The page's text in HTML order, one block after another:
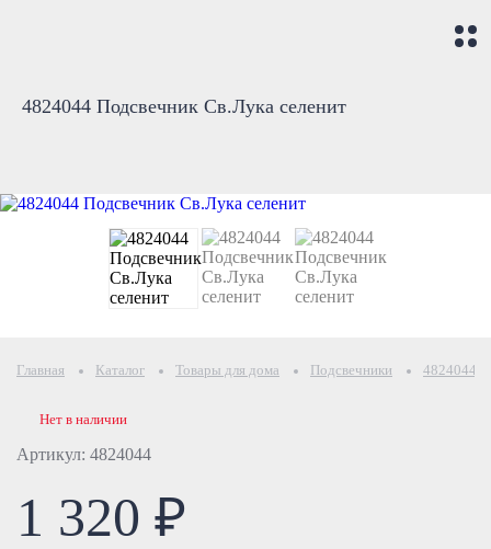
4824044 Подсвечник Св.Лука селенит
Главная Каталог Товары для дома Подсвечники 4824044
Артикул: 4824044
Нет в наличии
1 320 ₽